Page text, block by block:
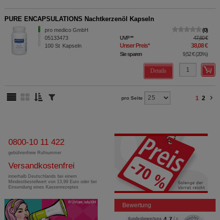
übertragen werden.
PURE ENCAPSULATIONS Nachtkerzenöl Kapseln
pro medico GmbH
05133473
100 St Kapseln
0
UVP** 47,60 €
Unser Preis* 38,08 €
Sie sparen 9,52 €(20%)
Details
pro Seite 1 2
0800-10 11 422
gebührenfreie Rufnummer
Versandkostenfrei
innerhalb Deutschlands bei einem
Mindestbestellwert von 13,99 Euro oder bei
Einsendung eines Kassenrezeptes
Bewertung